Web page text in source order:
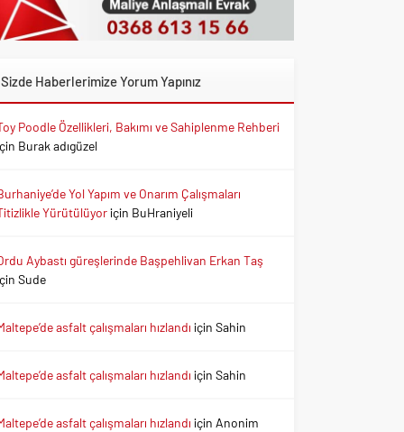
Sizde Haberlerimize Yorum Yapınız
Poodle Özellikleri, Bakımı ve Sahiplenme Rehberi
Burak adıgüzel
Yol Yapım ve Onarım Çalışmaları
Yürütülüyoriçin BuHraniyeli
Aybastı güreşlerinde Başpehlivan Erkan Taş
Sude
asfalt çalışmaları hızlandı içinSahin
asfalt çalışmaları hızlandı içinSahin
asfalt çalışmaları hızlandı için Anonim